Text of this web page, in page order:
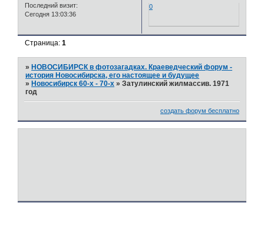
Последний визит:
Сегодня 13:03:36
0
Страница:1
» НОВОСИБИРСК в фотозагадках. Краеведческий форум -
история Новосибирска, его настоящее и будущее
» Новосибирск 60-х - 70-х »Затулинский жилмассив. 1971
год
создать форум бесплатно